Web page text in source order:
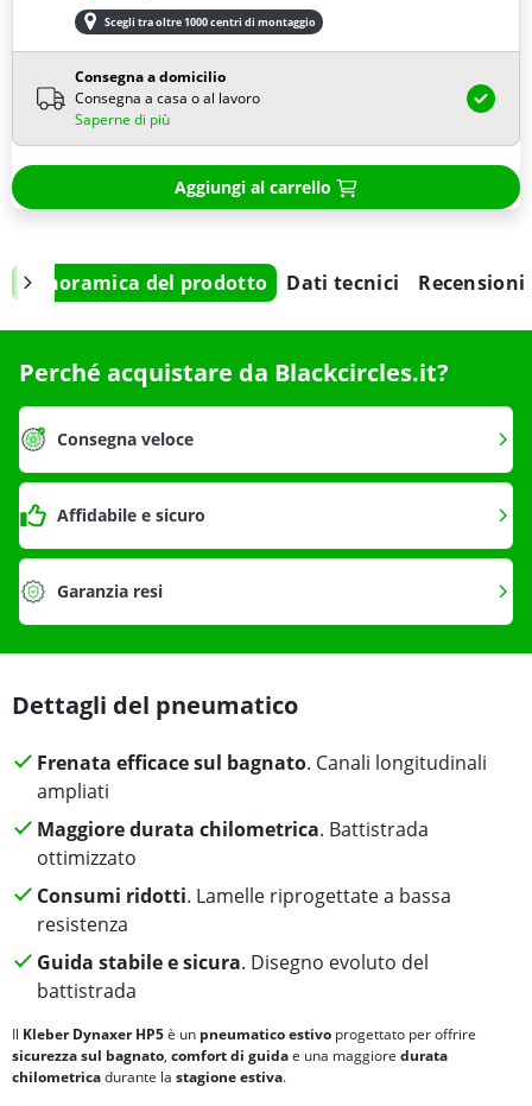
Scegli tra oltre 1000 centri di montaggio
Consegna a domicilio
Consegna a casa o al lavoro
Saperne di più
Aggiungi al carrello
Panoramica del prodotto Dati tecnici Recensioni
Perché acquistare da Blackcircles.it?
Consegna veloce
Affidabile e sicuro
Garanzia resi
Dettagli del pneumatico
Frenata efficace sul bagnato. Canali longitudinali
ampliati
Maggiore durata chilometrica. Battistrada
ottimizzato
Consumi ridotti. Lamelle riprogettate a bassa
resistenza
Guida stabile e sicura. Disegno evoluto del
battistrada
Il Kleber Dynaxer HP5è un pneumatico estivo progettato per offrire
sicurezza sul bagnato, comfort di guidae una maggiore durata
chilometricadurante la stagione estiva.